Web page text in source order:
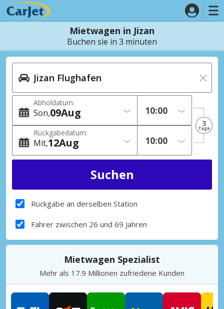
Mietwagen in Jizan
Buchen sie in 3 minuten
Abholdatum:
Son 09Aug
Rückgabedatum:
Mit 12Aug
3
Tage
Rückgabe an derselben Station
Fahrer zwischen 26 und 69 Jahren
Mietwagen Spezialist
Mehr als 17.9 Millionen zufriedene Kunden